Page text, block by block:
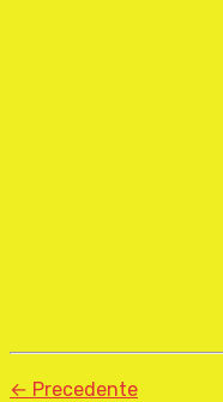
← Precedente